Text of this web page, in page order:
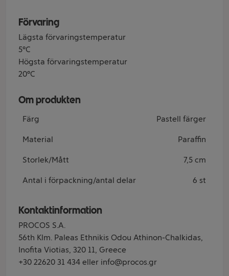
Förvaring
Lägsta förvaringstemperatur
5°C
Högsta förvaringstemperatur
20°C
Om produkten
Färg Pastell färger
Material Paraffin
Storlek/Mått 7,5 cm
Antal i förpackning/antal delar 6 st
Kontaktinformation
PROCOS S.A.
56th Klm. Paleas Ethnikis Odou Athinon-Chalkidas,
Inofita Viotias, 320 11, Greece
+30 22620 31 434 eller info@procos.gr